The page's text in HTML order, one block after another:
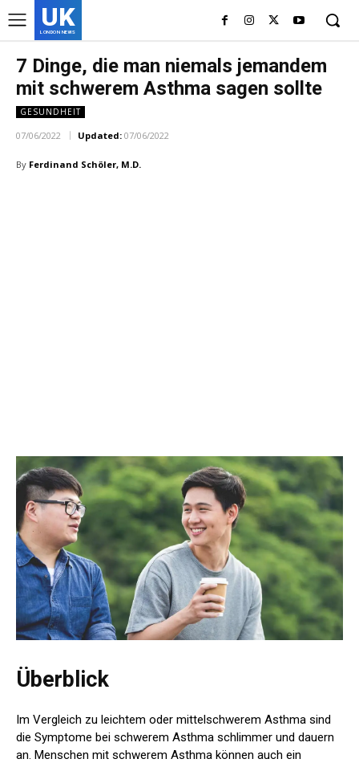
UK
LONDON NEWS
7 Dinge, die man niemals jemandem
mit schwerem Asthma sagen sollte
GESUNDHEIT
07/06/2022 Updated: 07/06/2022
By Ferdinand Schöler, M.D.
Überblick
Im Vergleich zu leichtem oder mittelschwerem Asthma sind
die Symptome bei schwerem Asthma schlimmer und dauern
an. Menschen mit schwerem Asthma können auch ein